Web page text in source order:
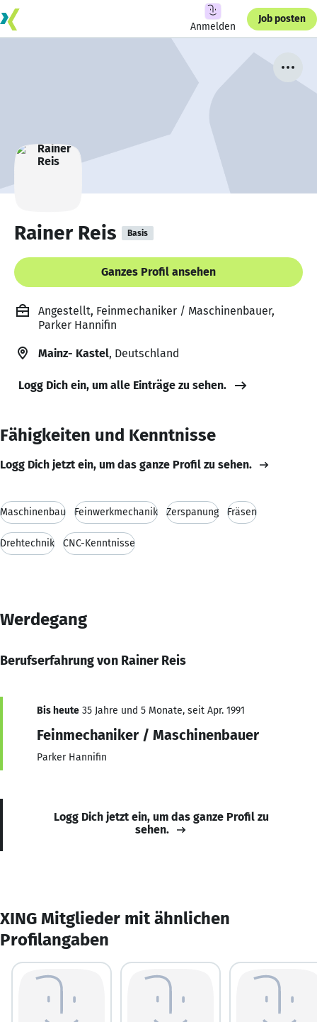
Anmelden
Job posten
Rainer Reis Basis
Ganzes Profil ansehen
Angestellt, Feinmechaniker / Maschinenbauer,
Parker Hannifin
Mainz- Kastel, Deutschland
Logg Dich ein, um alle Einträge zu sehen.
Fähigkeiten und Kenntnisse
Logg Dich jetzt ein, um das ganze Profil zu sehen.
Maschinenbau Feinwerkmechanik Zerspanung Fräsen
Drehtechnik CNC-Kenntnisse
Werdegang
Berufserfahrung von Rainer Reis
Bis heute 35 Jahre und 5 Monate, seit Apr. 1991
Feinmechaniker / Maschinenbauer
Parker Hannifin
Logg Dich jetzt ein, um das ganze Profil zu
sehen.
XING Mitglieder mit ähnlichen
Profilangaben